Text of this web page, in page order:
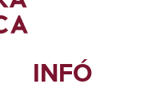
INFÓ